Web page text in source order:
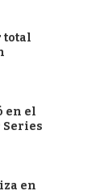
total
en el
en